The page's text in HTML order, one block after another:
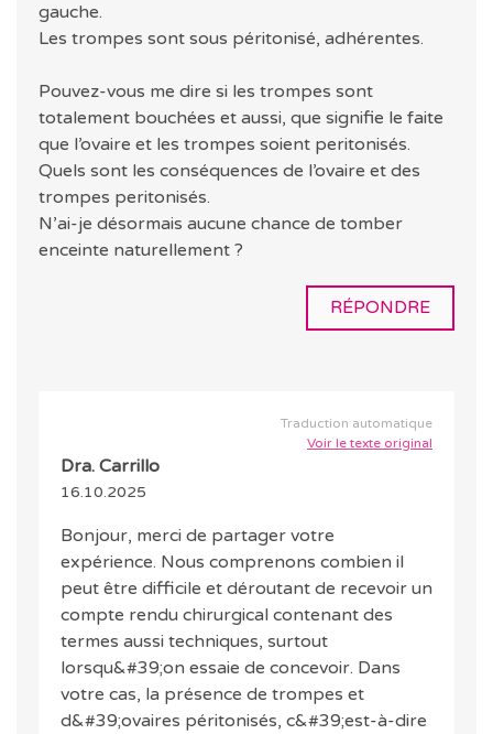
gauche.
Les trompes sont sous péritonisé, adhérentes.
Pouvez-vous me dire si les trompes sont
totalement bouchées et aussi, que signifie le faite
que l’ovaire et les trompes soient peritonisés.
Quels sont les conséquences de l’ovaire et des
trompes peritonisés.
N’ai-je désormais aucune chance de tomber
enceinte naturellement ?
RÉPONDRE
Traduction automatique
Voir le texte original
Dra. Carrillo
16.10.2025
Bonjour, merci de partager votre
expérience. Nous comprenons combien il
peut être difficile et déroutant de recevoir un
compte rendu chirurgical contenant des
termes aussi techniques, surtout
lorsqu&#39;on essaie de concevoir. Dans
votre cas, la présence de trompes et
d&#39;ovaires péritonisés, c&#39;est-à-dire